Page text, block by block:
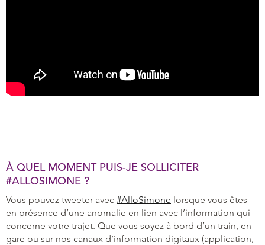
À QUEL MOMENT PUIS-JE SOLLICITER
#ALLOSIMONE ?
Vous pouvez tweeter avec #AlloSimone lorsque vous êtes
en présence d’une anomalie en lien avec l’information qui
concerne votre trajet. Que vous soyez à bord d’un train, en
gare ou sur nos canaux d’information digitaux (application,